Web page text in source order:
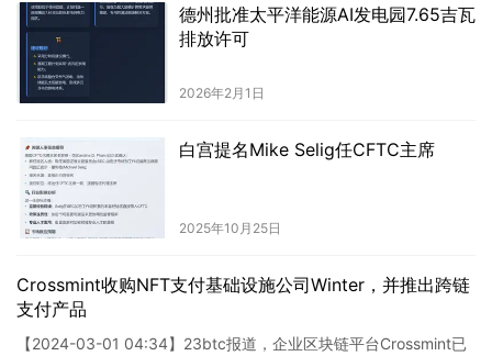
德州批准太平洋能源AI发电园7.65吉瓦
排放许可
2026年2月1日
白宫提名Mike Selig任CFTC主席
2025年10月25日
Crossmint收购NFT支付基础设施公司Winter，并推出跨链
支付产品
【2024-03-01 04:34】23btc报道，企业区块链平台Crossmint已